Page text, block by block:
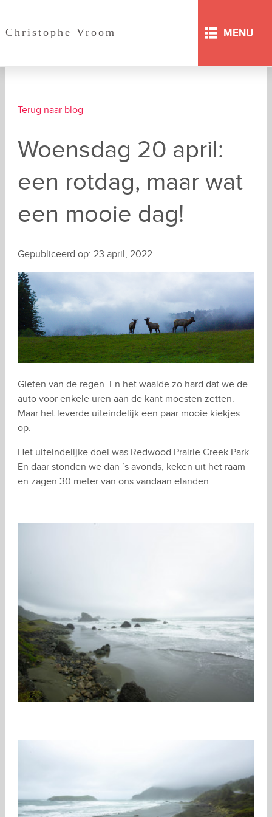
Christophe Vroom MENU
Terug naar blog
Woensdag 20 april:
een rotdag, maar wat
een mooie dag!
Gepubliceerd op: 23 april, 2022
Gieten van de regen. En het waaide zo hard dat we de
auto voor enkele uren aan de kant moesten zetten.
Maar het leverde uiteindelijk een paar mooie kiekjes
op.
Het uiteindelijke doel was Redwood Prairie Creek Park.
En daar stonden we dan ’s avonds, keken uit het raam
en zagen 30 meter van ons vandaan elanden…